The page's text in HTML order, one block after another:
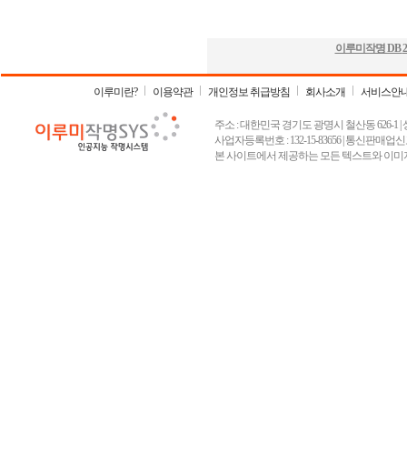
이루미작명 DB
이루미란? 이용약관 개인정보 취급방침 회사소개 서비스안
주소 : 대한민국 경기도 광명시 철산동 626-1 |
사업자등록번호 : 132-15-83656 | 통신판매업
본 사이트에서 제공하는 모든 텍스트와 이